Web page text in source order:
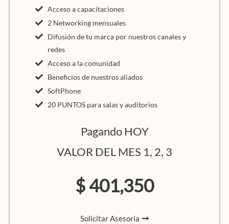
Acceso a capacitaciones
2 Networking mensuales
Difusión de tu marca por nuestros canales y
redes
Acceso a la comunidad
Beneficios de nuestros aliados
SoftPhone
20 PUNTOS para salas y auditorios
Pagando HOY
VALOR DEL MES 1, 2, 3
$ 401,350
Solicitar Asesoría